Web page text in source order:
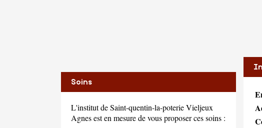
Soins
L'institut de Saint-quentin-la-poterie Vieljeux
Agnes est en mesure de vous proposer ces soins :